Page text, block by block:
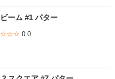
ーム #1 パター
0.0